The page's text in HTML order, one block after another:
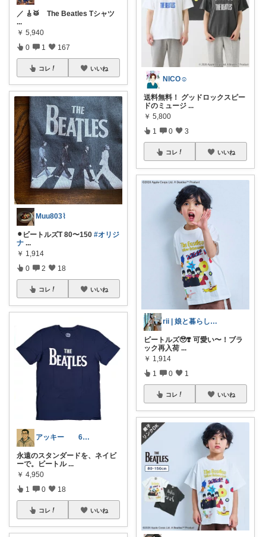
／ 🎸🥁 The Beatles Tシャツ
...
￥ 5,940
0 1 167
コレ いいね
Muu803⌇
⚫︎ビートルズT 80〜150 #オリジ
ナ ...
￥ 1,914
0 2 18
コレ いいね
アッキー 6才娘👧子育て中💪
永遠のスタンダードを、ネイビ
ーで。ビートル ...
￥ 4,950
1 0 18
コレ いいね
NICO☺︎
送料無料！ グッドロックスピー
ドのミュージ ...
￥ 5,800
1 0 3
コレ いいね
rii | 娘と暮らしとお洒落を。
ビートルズ🥹❣️ 可愛い〜！ブラ
ック再入荷 ...
￥ 1,914
1 0 1
コレ いいね